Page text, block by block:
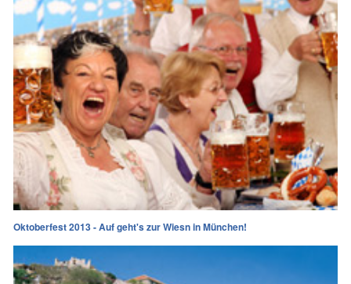
Oktoberfest 2013 - Auf geht's zur Wiesn in München!